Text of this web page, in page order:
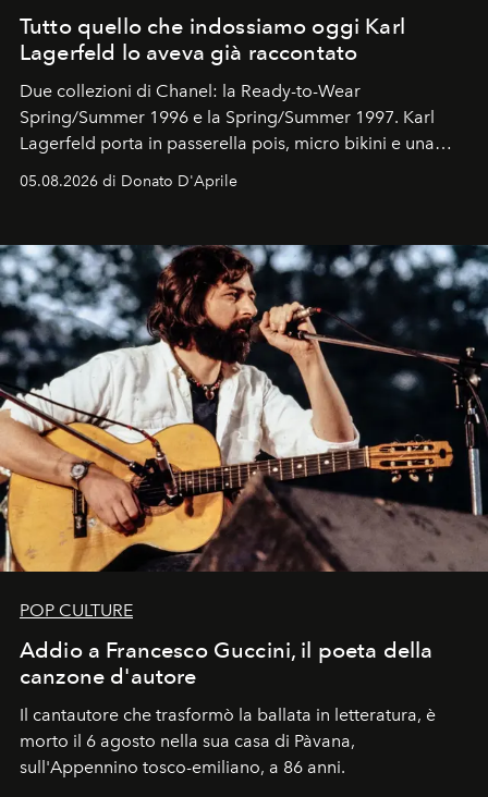
Tutto quello che indossiamo oggi Karl
Lagerfeld lo aveva già raccontato
Due collezioni di Chanel: la Ready-to-Wear
Spring/Summer 1996 e la Spring/Summer 1997. Karl
Lagerfeld porta in passerella pois, micro bikini e una
logomania pensata per la spiaggia
Kate, Claudia e Carla una dietro l'altra. Trent'anni dopo,
uno dei documenti più contemporanei che abbiamo.
05.08.2026 di Donato D'Aprile
POP CULTURE
Addio a Francesco Guccini, il poeta della
canzone d'autore
Il cantautore che trasformò la ballata in letteratura, è
morto il 6 agosto nella sua casa di Pàvana,
sull'Appennino tosco-emiliano, a 86 anni.